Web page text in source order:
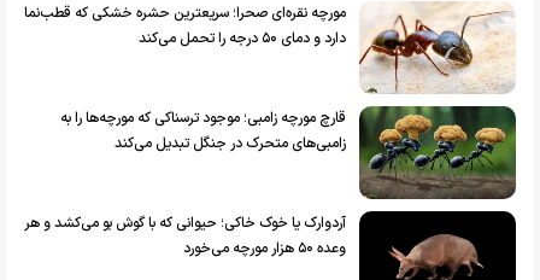
مورچه نقره‌ای صحرا؛ سریعترین حشره خشکی که قطب‌نما
دارد و دمای ۵۰ درجه را تحمل می‌کند
قارچ مورچه زامبی؛ موجود ترسناکی که مورچه‌ها را به
زامبی‌های متحرک در جنگل تبدیل می‌کند
آردوارک یا خوک خاکی؛ حیوانی که با گوش بو می‌کشد و هر
وعده ۵۰ هزار مورچه می‌خورد